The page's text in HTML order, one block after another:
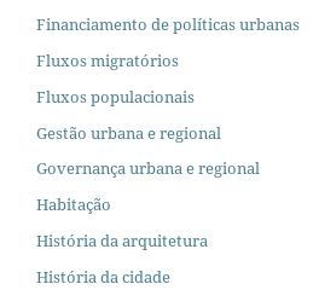
Financiamento de políticas urbanas
Fluxos migratórios
Fluxos populacionais
Gestão urbana e regional
Governança urbana e regional
Habitação
História da arquitetura
História da cidade